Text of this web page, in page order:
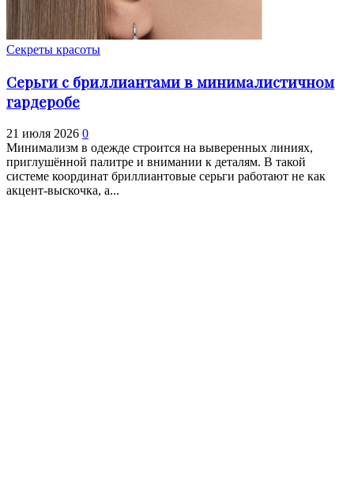
Секреты красоты
Серьги с бриллиантами в минималистичном
гардеробе
21 июля 2026 0
Минимализм в одежде строится на выверенных линиях,
приглушённой палитре и внимании к деталям. В такой
системе координат бриллиантовые серьги работают не как
акцент-выскочка, а...